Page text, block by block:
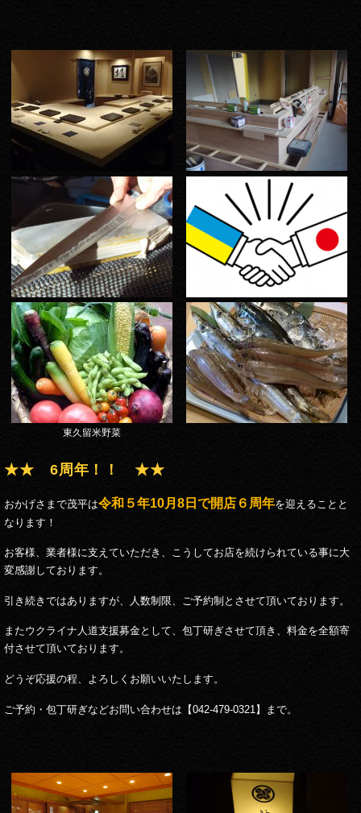
東久留米野菜
★★ 6周年！！ ★★
おかげさまで茂平は令和５年10月8日で開店６周年を迎えることと
なります！
お客様、業者様に支えていただき、こうしてお店を続けられている事に大
変感謝しております。
引き続きではありますが、人数制限、ご予約制とさせて頂いております。
またウクライナ人道支援募金として、包丁研ぎさせて頂き、料金を全額寄
付させて頂いております。
どうぞ応援の程、よろしくお願いいたします。
ご予約・包丁研ぎなどお問い合わせは【042-479-0321】まで。